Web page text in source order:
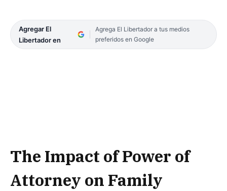
Agregar El
Libertador en
Agrega El Libertador a tus medios
preferidos en Google
The Impact of Power of
Attorney on Family